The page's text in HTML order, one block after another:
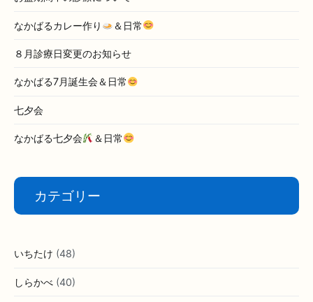
なかばるカレー作り ＆日常
８月診療日変更のお知らせ
なかばる7月誕生会＆日常
七夕会
なかばる七夕会 ＆日常
カテゴリー
いちたけ (48)
しらかべ (40)